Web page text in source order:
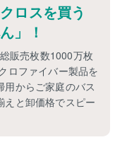
ロスを買う
」！
販売枚数1000万枚
ロファイバー製品を
用からご家庭のバス
えと卸価格でスピー